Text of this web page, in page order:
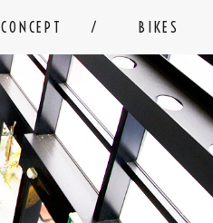
CONCEPT BIKES